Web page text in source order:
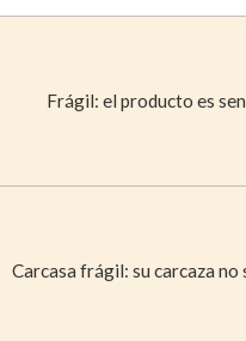
Frágil: el producto es
Carcasa frágil: su carcaza